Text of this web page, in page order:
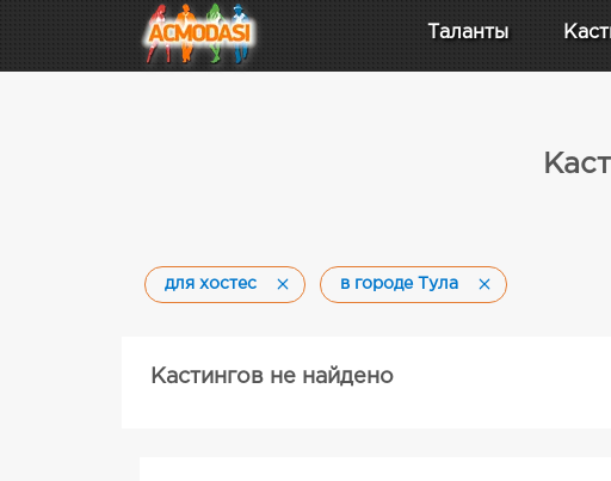
Таланты
для хостес в городе Тула
Кастингов не найдено